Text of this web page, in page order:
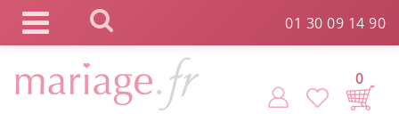
01 30 09 14 90
0
Commande expédiée en 24h !
Panneau de gestion des cookies